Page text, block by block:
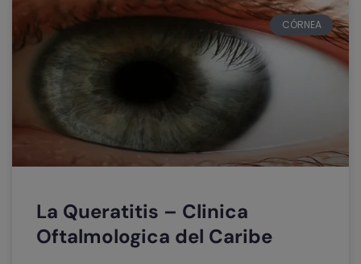
CÓRNEA
La Queratitis – Clinica
Oftalmologica del Caribe